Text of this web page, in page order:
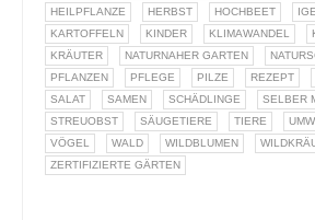
HEILPFLANZE
HERBST HOCHBEET
KARTOFFELN
KINDER KLIMAWANDEL
KRÄUTER
NATURNAHER GARTEN
PFLANZEN
PFLEGE PILZE REZEPT
SALAT
SAMEN SCHÄDLINGE SELBER
STREUOBST
SÄUGETIERE TIERE
VÖGEL
WALD WILDBLUMEN
ZERTIFIZIERTE GÄRTEN